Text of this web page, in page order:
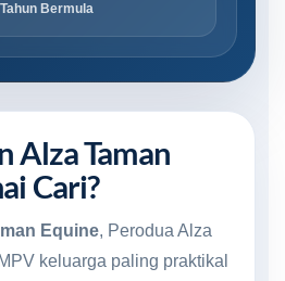
Bermula
Alza Taman
Cari?
Equine, Perodua Alza
keluarga paling praktikal